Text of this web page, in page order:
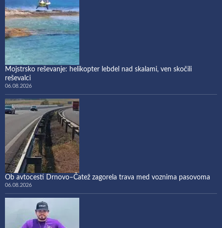
Mojstrsko reševanje: helikopter lebdel nad skalami, ven skočili
reševalci
06.08.2026
Ob avtocesti Drnovo–Čatež zagorela trava med voznima pasovoma
06.08.2026